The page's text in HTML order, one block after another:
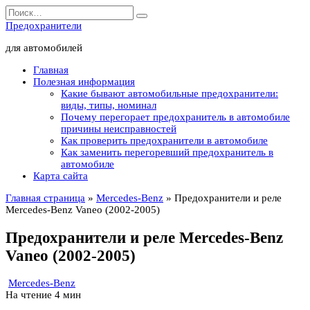
Перейти
к
содержанию
Search
for:
Предохранители
для автомобилей
Главная
Полезная информация
Какие бывают автомобильные предохранители:
виды, типы, номинал
Почему перегорает предохранитель в автомобиле
причины неисправностей
Как проверить предохранители в автомобиле
Как заменить перегоревший предохранитель в
автомобиле
Карта сайта
Главная страница » Mercedes-Benz » Предохранители и реле
Mercedes-Benz Vaneo (2002-2005)
Предохранители и реле Mercedes-Benz
Vaneo (2002-2005)
Mercedes-Benz
На чтение 4 мин